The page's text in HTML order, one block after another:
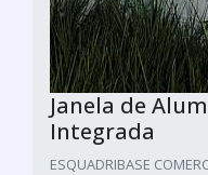
Janela de
Integrada
ESQUADRIBASE